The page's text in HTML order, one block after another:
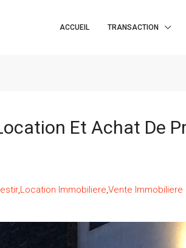
ACCUEIL TRANSACTION
Et Achat De
,Location Immobiliere,Vente Immobiliere